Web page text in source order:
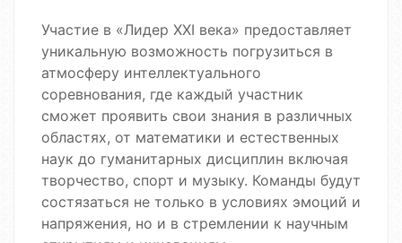
Участие в «Лидер ХХІ века» предоставляет
уникальную возможность погрузиться в
атмосферу интеллектуального
соревнования, где каждый участник
сможет проявить свои знания в различных
областях, от математики и естественных
наук до гуманитарных дисциплин включая
творчество, спорт и музыку. Команды будут
состязаться не только в условиях эмоций и
напряжения, но и в стремлении к научным